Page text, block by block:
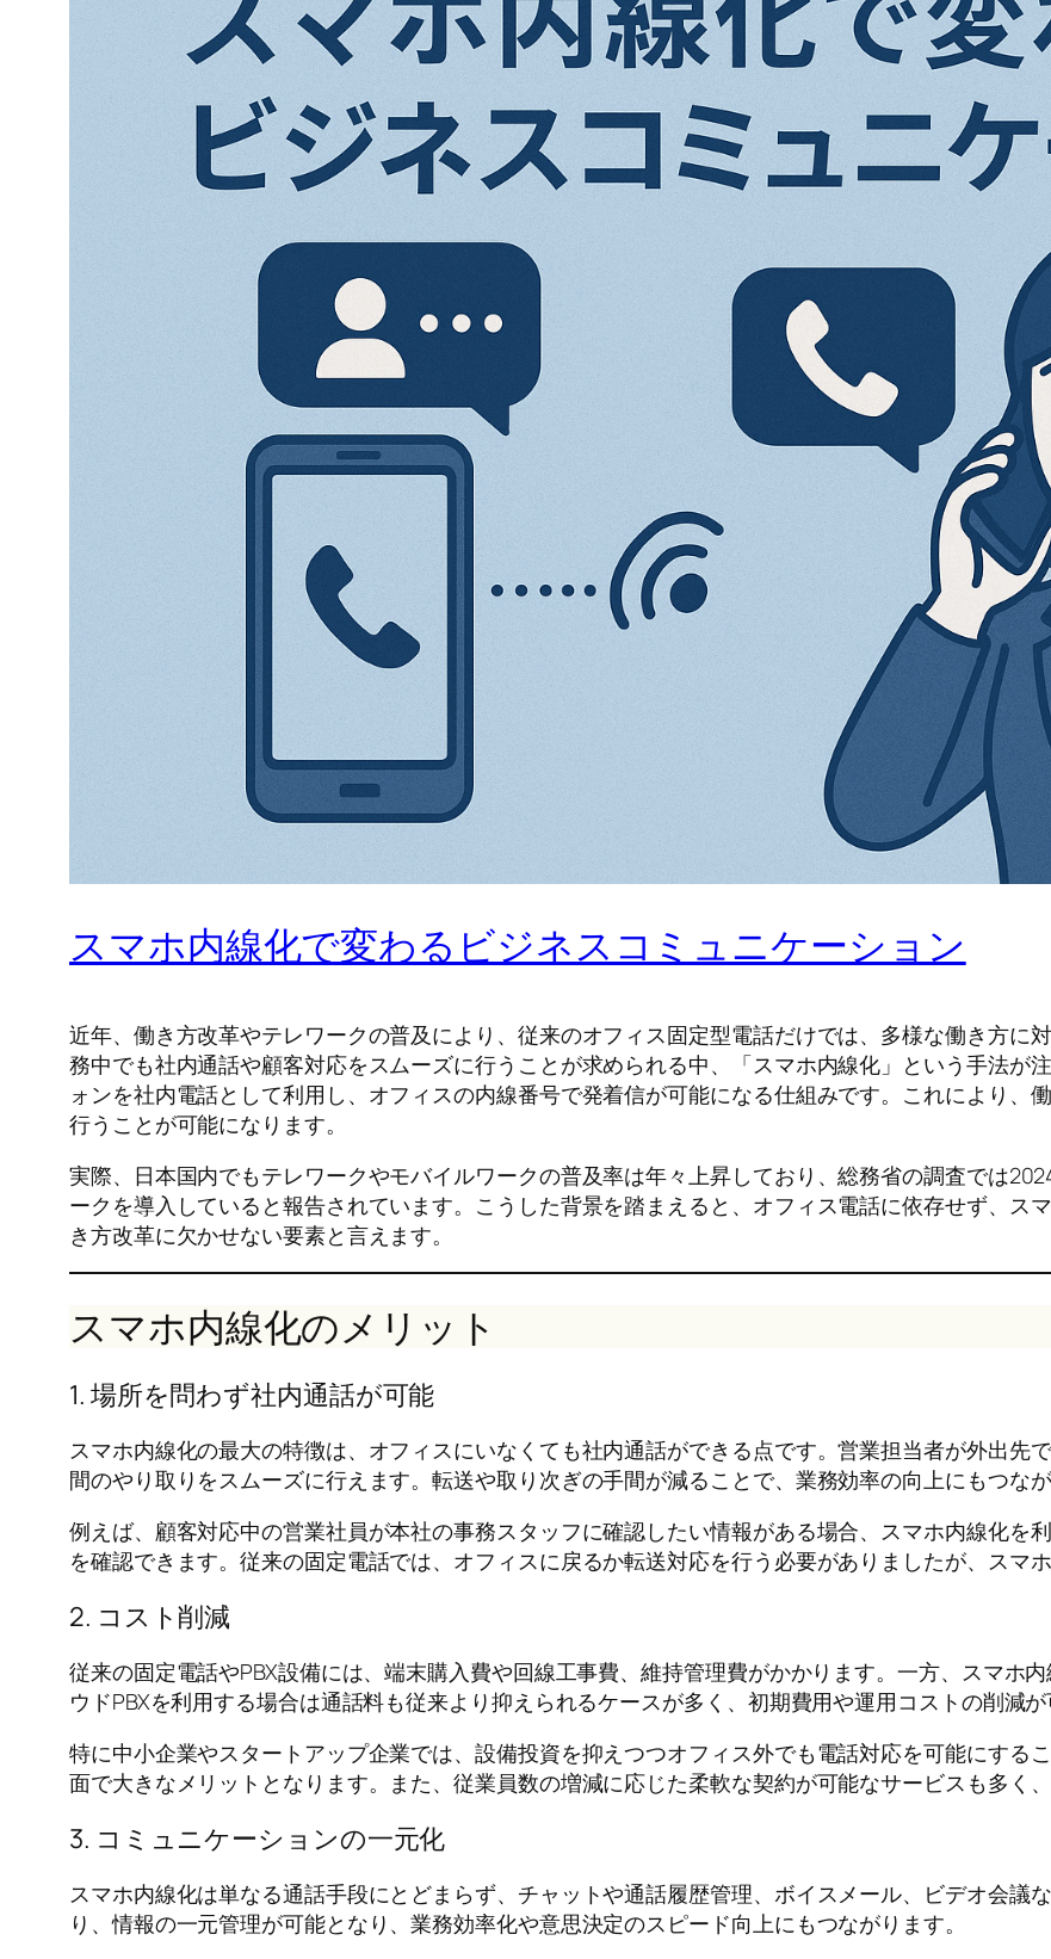
スマホ内線化で変わるビジネスコミュニケーション
近年、働き方改革やテレワークの普及により、従来のオフィス固定型電話だけでは、多様な働き方に
務中でも社内通話や顧客対応をスムーズに行うことが求められる中、「スマホ内線化」という手法が
ォンを社内電話として利用し、オフィスの内線番号で発着信が可能になる仕組みです。これにより、
行うことが可能になります。
実際、日本国内でもテレワークやモバイルワークの普及率は年々上昇しており、総務省の調査では
ークを導入していると報告されています。こうした背景を踏まえると、オフィス電話に依存せず、ス
き方改革に欠かせない要素と言えます。
スマホ内線化のメリット
1. 場所を問わず社内通話が可能
スマホ内線化の最大の特徴は、オフィスにいなくても社内通話ができる点です。営業担当者が外出先
間のやり取りをスムーズに行えます。転送や取り次ぎの手間が減ることで、業務効率の向上にもつなが
例えば、顧客対応中の営業社員が本社の事務スタッフに確認したい情報がある場合、スマホ内線化を
を確認できます。従来の固定電話では、オフィスに戻るか転送対応を行う必要がありましたが、スマ
2. コスト削減
従来の固定電話やPBX設備には、端末購入費や回線工事費、維持管理費がかかります。一方、スマホ
ウドPBXを利用する場合は通話料も従来より抑えられるケースが多く、初期費用や運用コストの削減が
特に中小企業やスタートアップ企業では、設備投資を抑えつつオフィス外でも電話対応を可能にする
面で大きなメリットとなります。また、従業員数の増減に応じた柔軟な契約が可能なサービスも多く
3. コミュニケーションの一元化
スマホ内線化は単なる通話手段にとどまらず、チャットや通話履歴管理、ボイスメール、ビデオ会議
り、情報の一元管理が可能となり、業務効率化や意思決定のスピード向上にもつながります。